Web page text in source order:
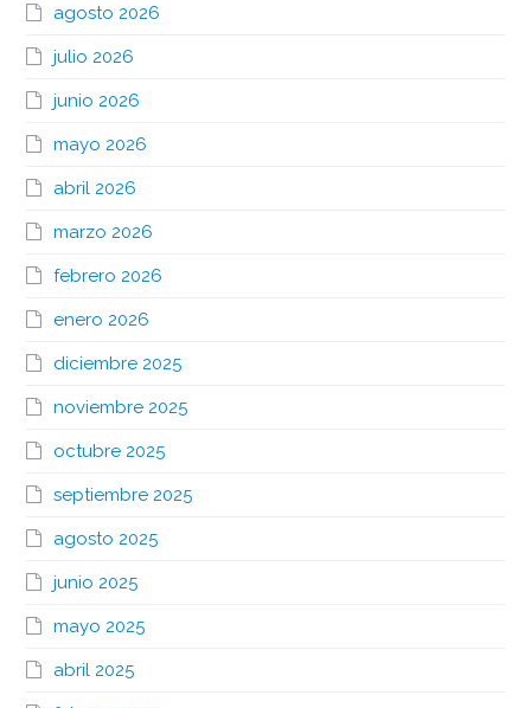
agosto 2026
julio 2026
junio 2026
mayo 2026
abril 2026
marzo 2026
febrero 2026
enero 2026
diciembre 2025
noviembre 2025
octubre 2025
septiembre 2025
agosto 2025
junio 2025
mayo 2025
abril 2025